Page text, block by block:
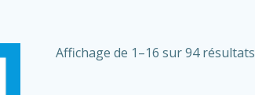
Affichage de 1–16 sur 94 résultats